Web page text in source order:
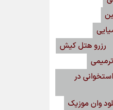
رزرو هتل کیش
در
وان موزیک